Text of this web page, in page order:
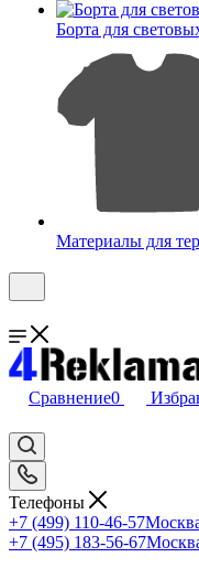
Борта для
Материалы для
Сравнение0
Телефоны
+7 (499) 110-46-57
+7 (495) 183-56-67